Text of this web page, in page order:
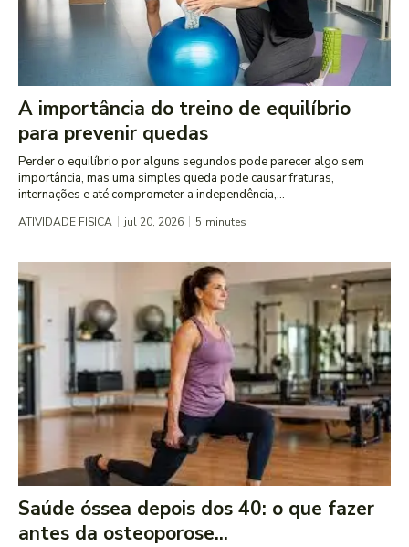
A importância do treino de equilíbrio
para prevenir quedas
Perder o equilíbrio por alguns segundos pode parecer algo sem
importância, mas uma simples queda pode causar fraturas,
internações e até comprometer a independência,...
ATIVIDADE FISICA jul 20, 2026 5 minutes
Saúde óssea depois dos 40: o que fazer
antes da osteoporose...